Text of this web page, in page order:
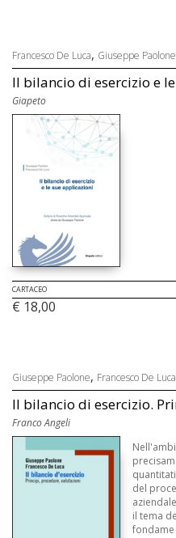
Francesco De Luca, Giuseppe Paolone
Il bilancio di esercizio e
Giapeto
CARTACEO
€ 18,00
Giuseppe Paolone, Francesco De Luca
Il bilancio di esercizio.
Franco Angeli
del
il tema
fondame